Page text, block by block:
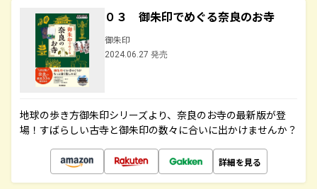
０３ 御朱印でめぐる奈良のお寺
御朱印
2024.06.27 発売
地球の歩き方御朱印シリーズより、奈良のお寺の最新版が登
場！すばらしい古寺と御朱印の数々に合いに出かけませんか？
詳細を見る